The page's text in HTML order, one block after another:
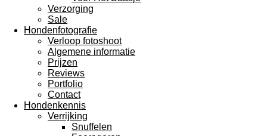
Verzorging
Sale
Hondenfotografie
Verloop fotoshoot
Algemene informatie
Prijzen
Reviews
Portfolio
Contact
Hondenkennis
Verrijking
Snuffelen